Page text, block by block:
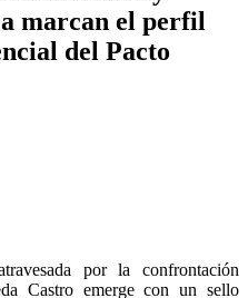
marcan el perfil
del Pacto
por la confrontación
Castro emerge con un sello